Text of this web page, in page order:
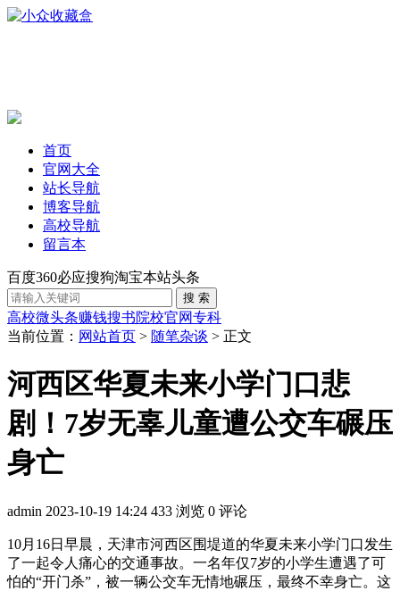
首页
官网大全
站长导航
博客导航
高校导航
留言本
百度360必应搜狗淘宝本站头条
高校微头条赚钱搜书院校官网专科
当前位置： 网站首页 > 随笔杂谈 > 正文
河西区华夏未来小学门口悲
剧！7岁无辜儿童遭公交车碾压
身亡
admin 2023-10-19 14:24 433 浏览 0 评论
10月16日早晨，天津市河西区围堤道的华夏未来小学门口发生
了一起令人痛心的交通事故。一名年仅7岁的小学生遭遇了可
怕的“开门杀”，被一辆公交车无情地碾压，最终不幸身亡。这